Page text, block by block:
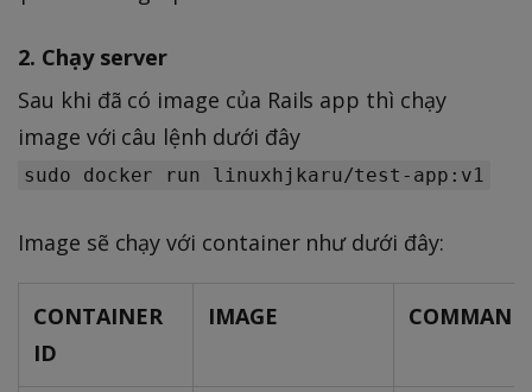
2. Chạy server
Sau khi đã có image của Rails app thì chạy
image với câu lệnh dưới đây
sudo docker run linuxhjkaru/test-app:v1
Image sẽ chạy với container như dưới đây:
CONTAINER
ID
IMAGE COMMAND